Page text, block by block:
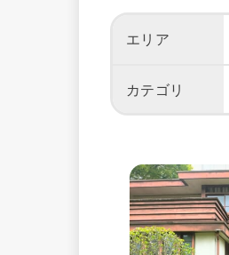
エリア
カテゴリ